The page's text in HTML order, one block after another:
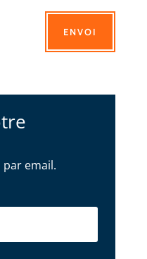
ENVOI
par email.